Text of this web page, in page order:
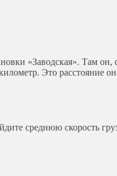
«Заводская». Там он,
Это
среднюю скорость